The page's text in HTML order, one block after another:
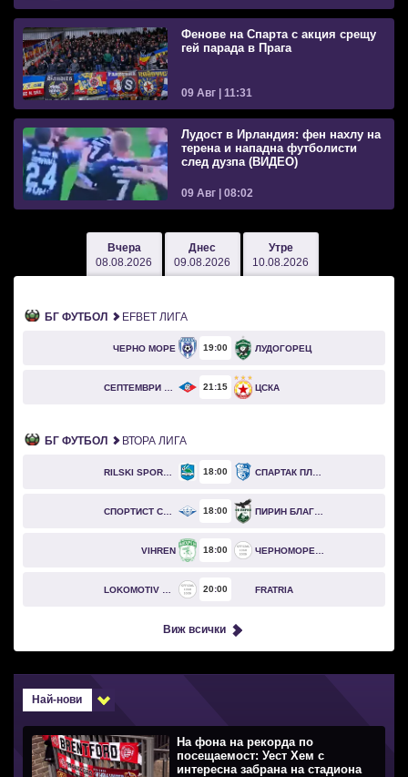
09 Авг | 11:31
Фенове на Спарта с акция срещу
гей парада в Прага
09 Авг | 08:02
Лудост в Ирландия: фен нахлу на
терена и нападна футболисти
след дузпа (ВИДЕО)
Вчера
08.08.2026
Днес
09.08.2026
Утре
10.08.2026
БГ ФУТБОЛ EFBET ЛИГА
ЧЕРНО МОРЕ 19 00 ЛУДОГОРЕЦ
21 15 ЦСКА
БГ ФУТБОЛ ВТОРА ЛИГА
RILSKI SPORTIST 18 00 СПАРТАК ПЛЕВЕН
СПОРТИСТ СВОГЕ 18 00 ПИРИН БЛАГОЕВГРАД
VIHREN 18 00
20 00 FRATRIA
Виж всички
Най-нови
На фона на рекорда по
посещаемост: Уест Хем с
интересна забрана на стадиона